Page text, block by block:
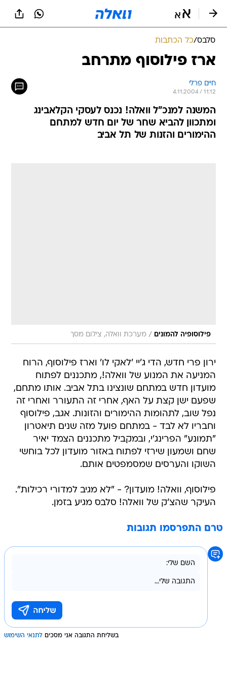
סלבס/כל הכתבות
ארז פילוסוף מתרחב
חיים פרלי
4.11.2004 / 11:12
המשנה למנכ"ל וואלה! נכנס לעסקי הקלאבינג
ומתכוון להביא שחר של יום חדש למתחם
ההימורים והזנות של תל אביב
פילוסופיה להמונים / מערכת וואלה, צילום מסך
ירון פרי חדש, הדי ג'יי 'לאקי לו' וארז פילוסוף, הרוח
המניעה את המנוע של וואלה!, מתכננים לפתוח
מועדון חדש במתחם שונצינו בתל אביב. אותו מתחם,
שפעם ישן קצת על האף, אחרי זה התעורר ואחרי זה
נפל שוב, לתהומות ההימורים והזונות. אגב, פילוסוף
וחבריו לא לבד - במתחם פועל מזה שנים תיאטרון
"תמונע" הפרינג'י, ובמקביל מתכננים הצמד יאיר
שחם ושמעון שירזי לפתוח באזור מועדון לכל בוחשי
השוקו והערסים שמסמפטים אותם.
פילוסוף, וואלה! מועדון? - "לא מגיב למדורי רכילות".
העיקר שהצ'ק של וואלה! סלבס מגיע בזמן.
טרם התפרסמו תגובות
בשליחת התגובה אני מסכים לתנאי השימוש